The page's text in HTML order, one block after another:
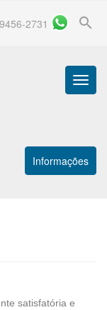
search
2731
Menu
Informações
satisfatória e